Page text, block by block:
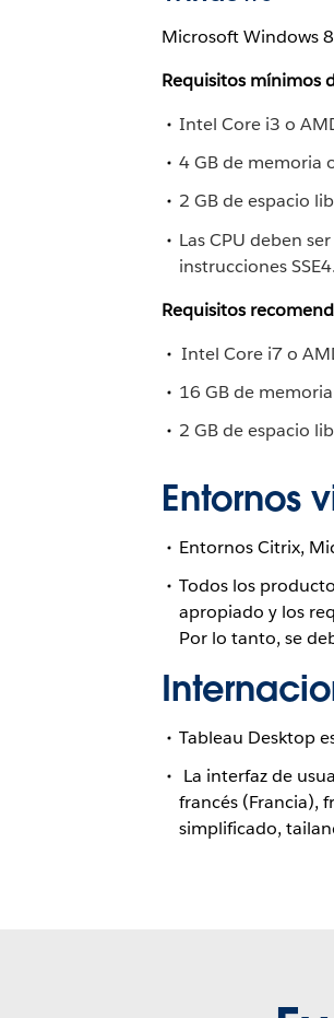
Microsoft Windows
Requisitos mínimos
Intel Core i3 o
4 GB de memoria
2 GB de espacio
Las CPU deben
instrucciones
Requisitos
Intel Core i7 o
16 GB de
2 GB de espacio
Entornos
Entornos Citrix,
Todos los
apropiado y los
Por lo tanto, se
Tableau Desktop
francés (Francia),
simplificado,